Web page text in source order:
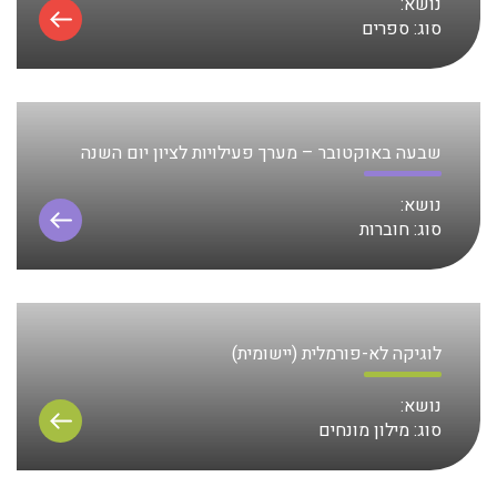
סוג:ספרים
שבעה באוקטובר – מערך פעילויות לציון יום השנה
נושא:
סוג:חוברות
לוגיקה לא-פורמלית (יישומית)
נושא:
סוג:מילון מונחים